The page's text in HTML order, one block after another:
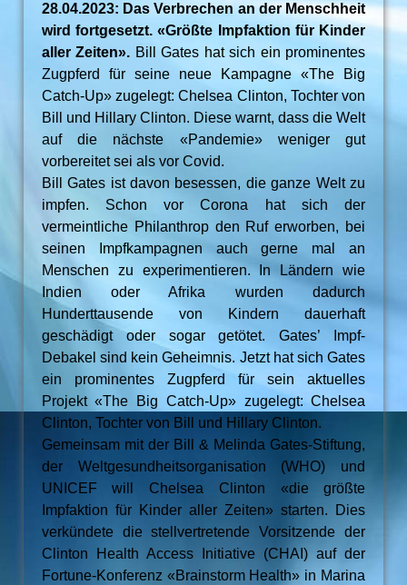
28.04.2023: Das Verbrechen an der Menschheit
wird fortgesetzt. «Größte Impfaktion für Kinder
aller Zeiten». Bill Gates hat sich ein prominentes
Zugpferd für seine neue Kampagne «The Big
Catch-Up» zugelegt: Chelsea Clinton, Tochter von
Bill und Hillary Clinton. Diese warnt, dass die Welt
auf die nächste «Pandemie» weniger gut
vorbereitet sei als vor Covid.
Bill Gates ist davon besessen, die ganze Welt zu
impfen. Schon vor Corona hat sich der
vermeintliche Philanthrop den Ruf erworben, bei
seinen Impfkampagnen auch gerne mal an
Menschen zu experimentieren. In Ländern wie
Indien oder Afrika wurden dadurch
Hunderttausende von Kindern dauerhaft
geschädigt oder sogar getötet. Gates’ Impf-
Debakel sind kein Geheimnis. Jetzt hat sich Gates
ein prominentes Zugpferd für sein aktuelles
Projekt «The Big Catch-Up» zugelegt: Chelsea
Clinton, Tochter von Bill und Hillary Clinton.
Gemeinsam mit der Bill & Melinda Gates-Stiftung,
der Weltgesundheitsorganisation (WHO) und
UNICEF will Chelsea Clinton «die größte
Impfaktion für Kinder aller Zeiten» starten. Dies
verkündete die stellvertretende Vorsitzende der
Clinton Health Access Initiative (CHAI) auf der
Fortune-Konferenz «Brainstorm Health» in Marina